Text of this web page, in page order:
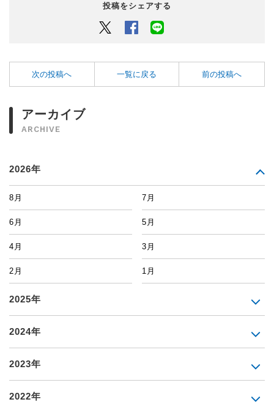
投稿をシェアする
Twitter Facebook
次の投稿へ 一覧に戻る 前の投稿へ
アーカイブ
ARCHIVE
2026年
8月 7月
6月 5月
4月 3月
2月 1月
2025年
2024年
2023年
2022年